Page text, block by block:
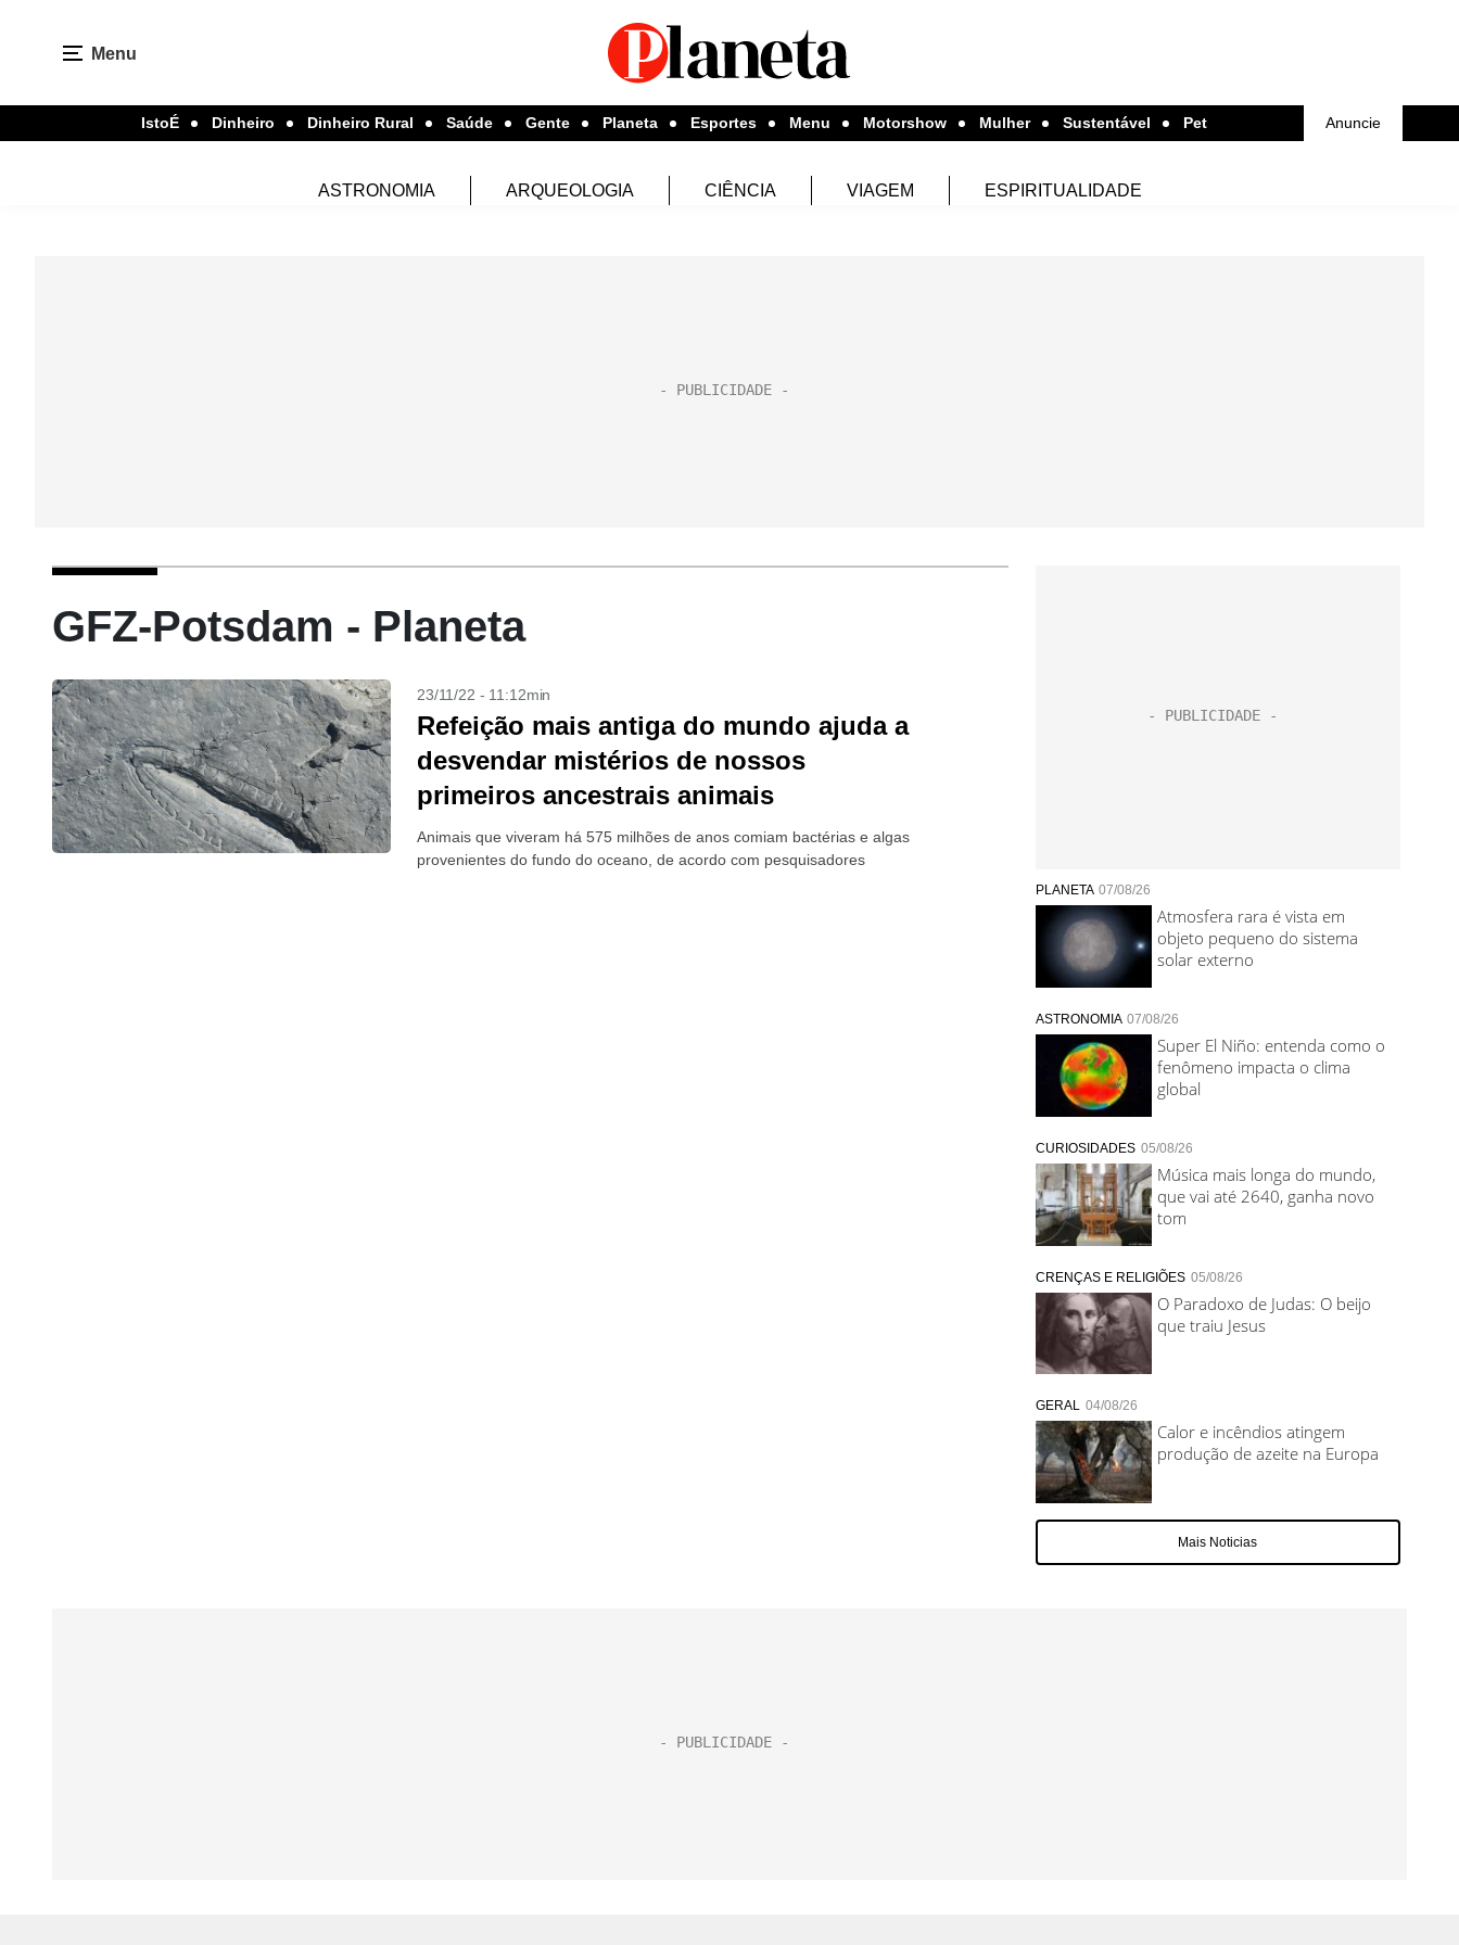
Menu
IstoÉ Dinheiro Dinheiro Rural Saúde Gente Planeta Esportes Menu Motorshow Mulher Sustentável Pet Anuncie
ASTRONOMIA ARQUEOLOGIA CIÊNCIA VIAGEM ESPIRITUALIDADE
GFZ-Potsdam - Planeta
23/11/22 - 11:12min
Refeição mais antiga do mundo ajuda a
desvendar mistérios de nossos
primeiros ancestrais animais
Animais que viveram há 575 milhões de anos comiam bactérias e algas
provenientes do fundo do oceano, de acordo com pesquisadores
PLANETA 07/08/26
Atmosfera rara é vista em
objeto pequeno do sistema
solar externo
ASTRONOMIA 07/08/26
Super El Niño: entenda como o
fenômeno impacta o clima
global
CURIOSIDADES 05/08/26
Música mais longa do mundo,
que vai até 2640, ganha novo
tom
CRENÇAS E RELIGIÕES 05/08/26
O Paradoxo de Judas: O beijo
que traiu Jesus
GERAL 04/08/26
Calor e incêndios atingem
produção de azeite na Europa
Mais Noticias